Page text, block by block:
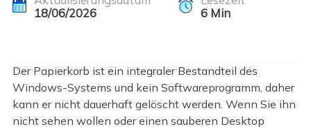
18/06/2026
6Min
Der Papierkorb ist ein integraler Bestandteil des
Windows-Systems und kein Softwareprogramm, daher
kann er nicht dauerhaft gelöscht werden. Wenn Sie ihn
nicht sehen wollen oder einen sauberen Desktop